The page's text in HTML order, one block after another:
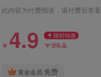
此内容为付费阅读，请付费后查看
￥ 4.9 限时特惠
￥29.9
黄金会员 免费